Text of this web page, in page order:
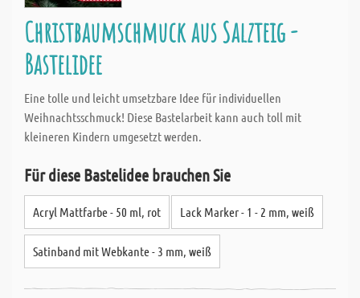
Christbaumschmuck aus Salzteig -
Bastelidee
Eine tolle und leicht umsetzbare Idee für individuellen
Weihnachtsschmuck! Diese Bastelarbeit kann auch toll mit
kleineren Kindern umgesetzt werden.
Für diese Bastelidee brauchen Sie
Acryl Mattfarbe - 50 ml, rot Lack Marker - 1 - 2 mm, weiß
Satinband mit Webkante - 3 mm, weiß